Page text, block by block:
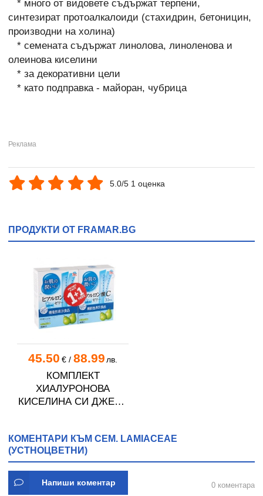
* много от видовете съдържат терпени,
синтезират протоалкалоиди (стахидрин, бетоницин,
производни на холина)
* семената съдържат линолова, линоленова и
олеинова киселини
* за декоративни цели
* като подправка - майоран, чубрица
5.0/5 1 оценка
ПРОДУКТИ ОТ FRAMAR.BG
45.50 €/ 88.99 лв.
КОМПЛЕКТ
ХИАЛУРОНОВА
КИСЕЛИНА СИ ДЖЕЛИ
КОМЕНТАРИ КЪМ СЕМ. LAMIACEAE
(УСТНОЦВЕТНИ)
Напиши коментар 0 коментара